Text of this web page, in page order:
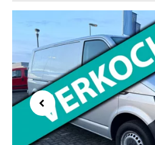
Previous